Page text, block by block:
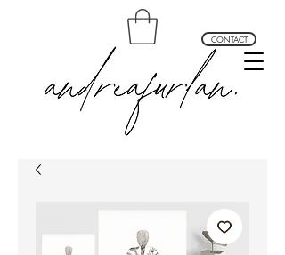
CONTACT
andrea furlan arte profundo